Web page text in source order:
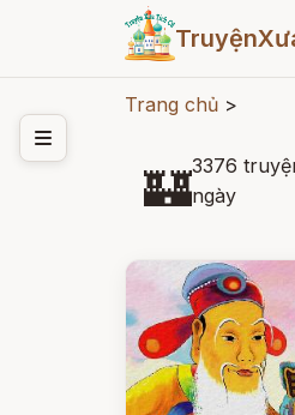
Trang chủ >
🏰3376
ngày